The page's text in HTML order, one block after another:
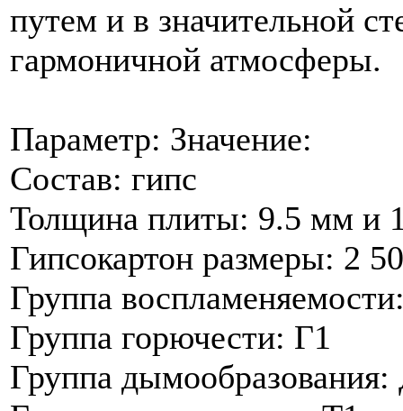
путем и в значительной
гармоничной атмосферы.
Параметр: Значение:
Состав: гипс
Толщина плиты: 9.5 мм и
Гипсокартон размеры: 2
Группа
Группа горючести: Г1
Группа